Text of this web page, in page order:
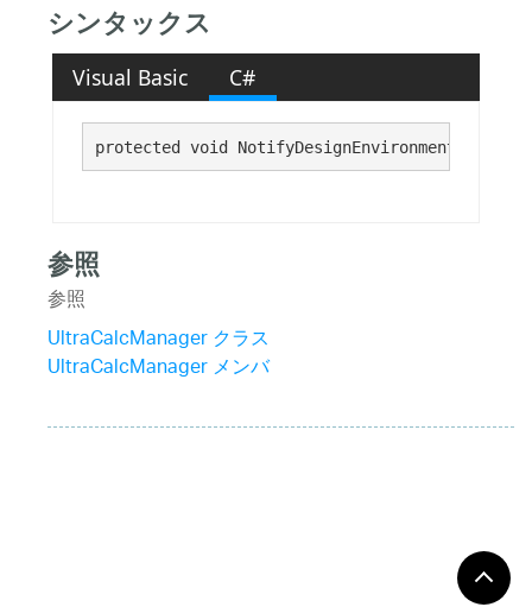
シンタックス
Visual Basic C#
protected void
参照
参照
UltraCalcManager クラス
UltraCalcManager メンバ